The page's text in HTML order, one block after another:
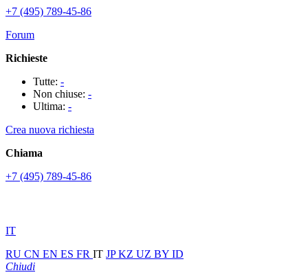
+7 (495) 789-45-86
Forum
Richieste
Tutte: -
Non chiuse: -
Ultima: -
Crea nuova richiesta
Chiama
+7 (495) 789-45-86
IT
RU CN EN ES FR IT JPKZ UZ BY ID
Chiudi